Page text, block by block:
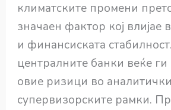
климатските промени
значаен фактор кој влијае
и финансиската
централните банки веќе
овие ризици во
супервизорските рамки.